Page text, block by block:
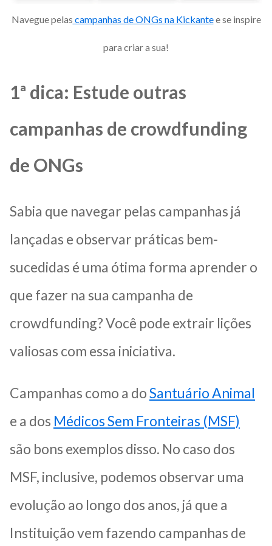
Navegue pelas campanhas de ONGs na Kickantee se inspire
para criar a sua!
1ª dica: Estude outras
campanhas de crowdfunding
de ONGs
Sabia que navegar pelas campanhas já
lançadas e observar práticas bem-
sucedidas é uma ótima forma aprender o
que fazer na sua campanha de
crowdfunding? Você pode extrair lições
valiosas com essa iniciativa.
Campanhas como a doSantuário Animal
e a dos Médicos Sem Fronteiras (MSF)
são bons exemplos disso. No caso dos
MSF, inclusive, podemos observar uma
evolução ao longo dos anos, já que a
Instituição vem fazendo campanhas de